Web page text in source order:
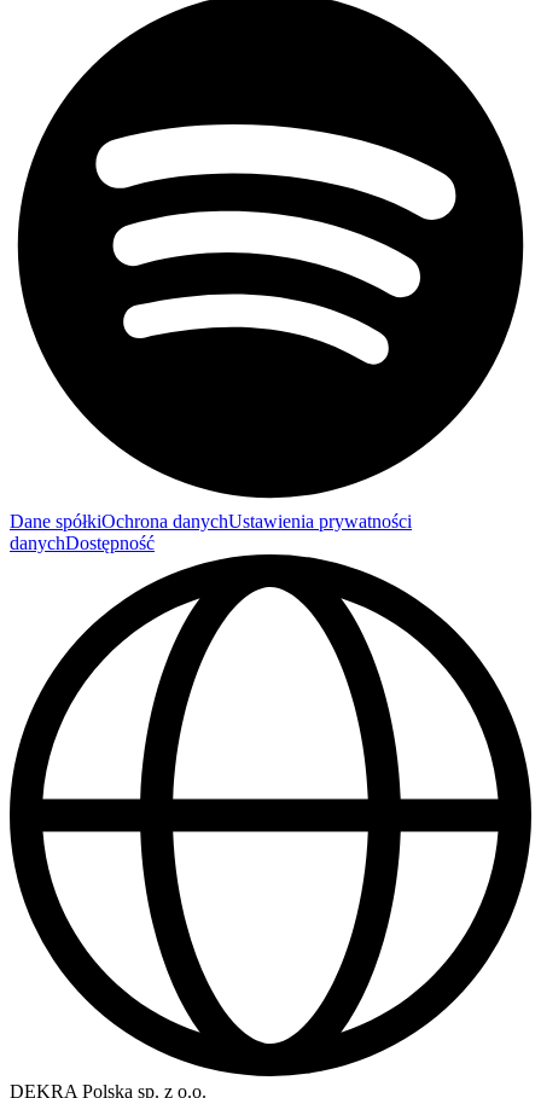
Dane spółkiOchrona danychUstawienia prywatności
danychDostępność
DEKRA Polska sp. z o.o.